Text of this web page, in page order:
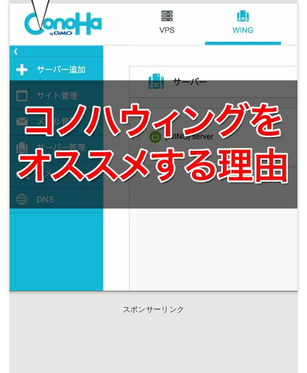
スポンサーリンク